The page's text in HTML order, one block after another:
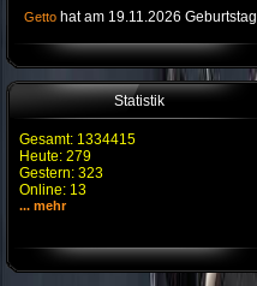
Getto hat am 19.11.2026 Geburtstag
Statistik
Gesamt: 1334415
Heute: 279
Gestern: 323
Online: 13
... mehr